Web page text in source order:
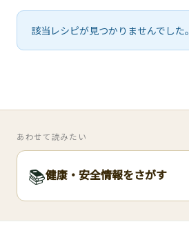
該当レシピが見つかりませんでした。
あわせて読みたい
📚健康・安全情報をさがす